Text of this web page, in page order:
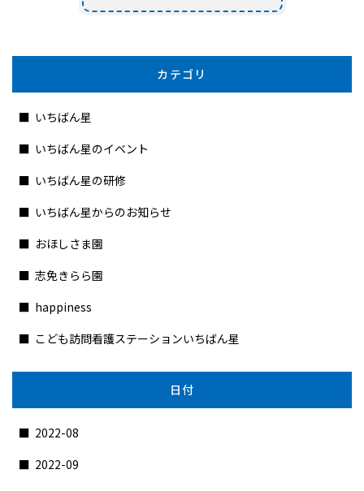
カテゴリ
いちばん星
いちばん星のイベント
いちばん星の研修
いちばん星からのお知らせ
おほしさま園
志免きらら園
happiness
こども訪問看護ステーションいちばん星
日付
2022-08
2022-09